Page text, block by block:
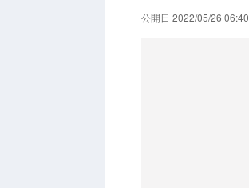
公開日 2022/05/26 06:40